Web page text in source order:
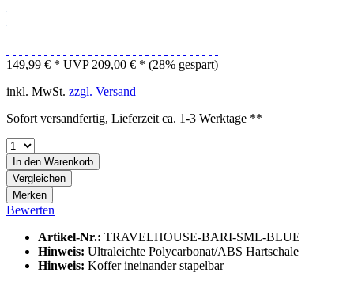
149,99 € * UVP 209,00 € * (28% gespart)
inkl. MwSt. zzgl. Versand
Sofort versandfertig, Lieferzeit ca. 1-3 Werktage **
In den Warenkorb
Vergleichen
Merken
Bewerten
Artikel-Nr.: TRAVELHOUSE-BARI-SML-BLUE
Hinweis: Ultraleichte Polycarbonat/ABS Hartschale
Hinweis: Koffer ineinander stapelbar